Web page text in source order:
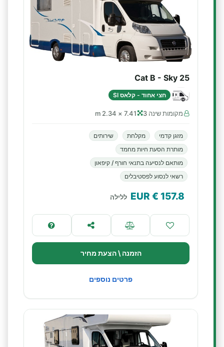
Cat B - Sky 25
חצי אחוד - קלאס SI
מקומות שינה 3 7.41 × 2.34 m
מזגן קדמי מקלחת
שירותים
מותרת הסעת חיות מחמד
מותאם לנסיעה בתנאי חורף / קיפאון
רשאי לנסוע לפסטיבלים
157.8
€ EUR ללילה
הזמנה \ הצעת מחיר
פרטים נוספים